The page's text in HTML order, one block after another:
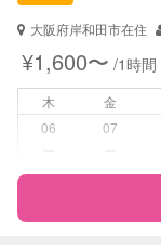
病児対応
障がい児対応
レッスン
大阪府岸和田市在住
¥1,600〜 /1時間
木 金
06
07